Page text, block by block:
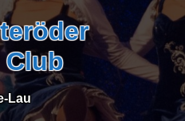
Club
Lau